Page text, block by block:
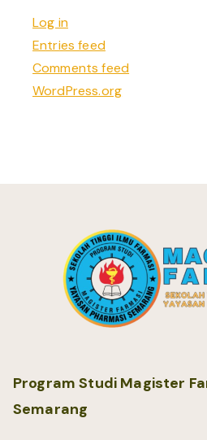
Log in
Entries feed
Comments feed
WordPress.org
Program Studi Magister
Semarang